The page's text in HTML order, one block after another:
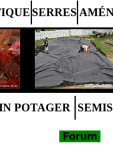
SERRES
POTAGER SEMIS